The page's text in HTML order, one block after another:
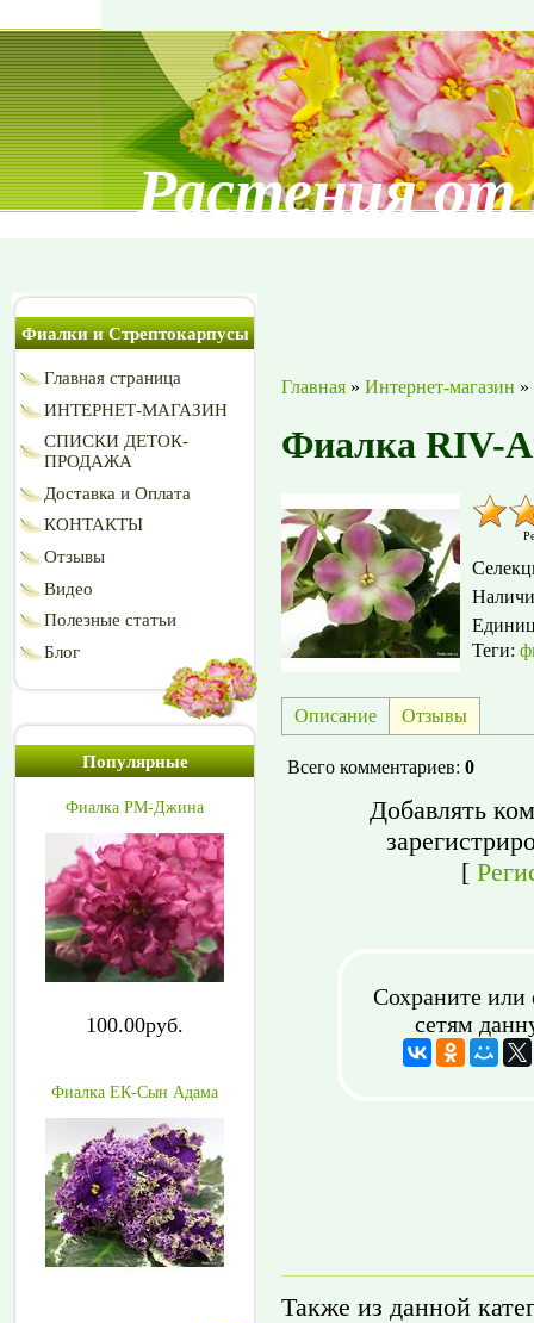
Растения
Фиалки и Стрептокарпусы
Главная страница
ИНТЕРНЕТ-МАГАЗИН
СПИСКИ ДЕТОК-
ПРОДАЖА
Доставка и Оплата
КОНТАКТЫ
Отзывы
Видео
Полезные статьи
Блог
Популярные
Фиалка РМ-Джина
100.00руб.
Фиалка ЕК-Сын Адама
Главная » Интернет-магазин »
Фиалка RIV-
Теги:
Описание Отзывы
Всего комментариев: 0
Добавлять
[
Сохраните или
сетям
Также из данной